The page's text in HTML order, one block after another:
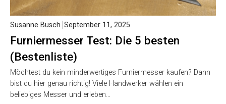
Furniermesser Test: Die 5 besten
(Bestenliste)
Susanne Busch September 11, 2025
Möchtest du kein minderwertiges Furniermesser kaufen? Dann
bist du hier genau richtig! Viele Handwerker wählen ein
beliebiges Messer und erleben…